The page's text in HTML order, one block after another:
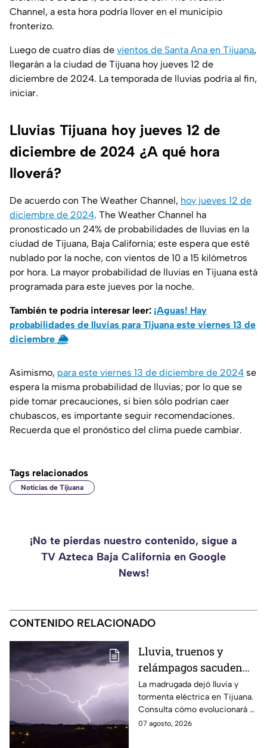
Channel, a esta hora podría llover en el municipio
fronterizo.
Luego de cuatro días de vientos de Santa Ana en Tijuana,
llegarán a la ciudad de Tijuana hoy jueves 12 de
diciembre de 2024. La temporada de lluvias podría al fin,
iniciar.
Lluvias Tijuana hoy jueves 12 de
diciembre de 2024 ¿A qué hora
lloverá?
De acuerdo con The Weather Channel, hoy jueves 12 de
diciembre de 2024, The Weather Channel ha
pronosticado un 24% de probabilidades de lluvias en la
ciudad de Tijuana, Baja California; este espera que esté
nublado por la noche, con vientos de 10 a 15 kilómetros
por hora. La mayor probabilidad de lluvias en Tijuana está
programada para este jueves por la noche.
También te podría interesar leer: ¡Aguas! Hay
probabilidades de lluvias para Tijuana este viernes 13 de
diciembre 🌦️
Asimismo, para este viernes 13 de diciembre de 2024 se
espera la misma probabilidad de lluvias; por lo que se
pide tomar precauciones, si bien sólo podrían caer
chubascos, es importante seguir recomendaciones.
Recuerda que el pronóstico del clima puede cambiar.
Tags relacionados
Noticias de Tijuana
¡No te pierdas nuestro contenido, sigue a
TV Azteca Baja California en Google
News!
CONTENIDO RELACIONADO
Lluvia, truenos y
relámpagos sacuden
Tijuana durante la
madrugada; ¿seguirá
lloviendo hoy 7 de
agosto? 🌧️
La madrugada dejó lluvia y
tormenta eléctrica en Tijuana.
Consulta cómo evolucionará el
clima y si existe riesgo de más
07 agosto, 2026